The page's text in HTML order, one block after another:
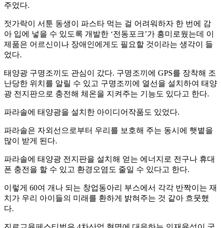
주었다.
젓가락이 서툰 동생이 파스타 먹는 걸 어려워하자 한 번에 감
아 입에 넣을 수 있도록 개발한 ‘전동포크’가 흥미로웠는데 이
제품은 어르신이나 장애인에게도 필요할 것이라는 생각이 들
었다.
태양광 구명조끼도 관심이 갔다. 구명조끼에 GPS를 장착해 조
난당한 위치를 알릴 수 있고 구명조끼에 열선을 설치하여 태양
광 전지판으로 충전해 체온을 지켜주는 기능도 있다고 한다.
파라솔에 태양광을 설치한 아이디어작품도 있었다.
파라솔은 자외선으로부터 우리를 보호해 주는 동시에 햇볕을
많이 받게 된다.
파라솔에 태양광 전지판을 설치해 얻는 에너지로 전구나 휴대
폰 충전을 할 수 있고 환경오염도 줄일 수 있다고 한다.
이렇게 60여 개나 되는 창업동아리 부스에서 각각 반짝이는 재
치가 우리 아이들의 미래를 환하게 밝혀주는 것 같아 흐뭇했
다.